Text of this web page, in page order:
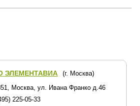
ЭЛЕМЕНТАВИА
(г. Москва)
Москва, ул. Ивана Франко д.46
225-05-33